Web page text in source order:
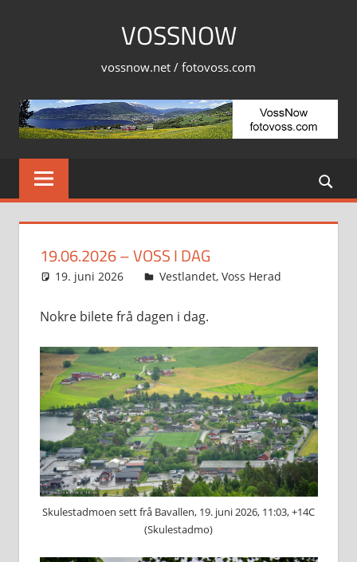
VOSSNOW
vossnow.net / fotovoss.com
19.06.2026 – VOSS I DAG
19. juni 2026 Svein
Vestlandet, Voss Herad
Nokre bilete frå dagen i dag.
Skulestadmoen sett frå Bavallen, 19. juni 2026, 11:03, +14C
(Skulestadmo)